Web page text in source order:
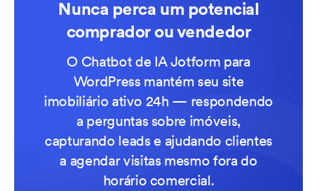
Nunca perca um potencial
comprador ou vendedor
O Chatbot de IA Jotform para
WordPress mantém seu site
imobiliário ativo 24h — respondendo
a perguntas sobre imóveis,
capturando leads e ajudando clientes
a agendar visitas mesmo fora do
horário comercial.